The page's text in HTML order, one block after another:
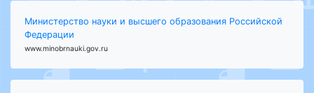
Министерство науки и высшего образования Российской
Федерации
www.minobrnauki.gov.ru